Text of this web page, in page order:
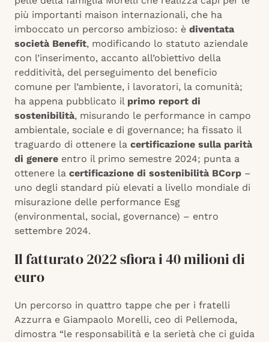
più importanti maison internazionali, che ha
imboccato un percorso ambizioso: è diventata
società Benefit, modificando lo statuto aziendale
con l’inserimento, accanto all’obiettivo della
redditività, del perseguimento del beneficio
comune per l’ambiente, i lavoratori, la comunità;
ha appena pubblicato il primo report di
sostenibilità, misurando le performance in campo
ambientale, sociale e di governance; ha fissato il
traguardo di ottenere la certificazione sulla parità
di genere entro il primo semestre 2024; punta a
ottenere la certificazione di sostenibilità BCorp –
uno degli standard più elevati a livello mondiale di
misurazione delle performance Esg
(environmental, social, governance) – entro
settembre 2024.
Il fatturato 2022 sfiora i 40 milioni di
euro
Un percorso in quattro tappe che per i fratelli
Azzurra e Giampaolo Morelli, ceo di Pellemoda,
dimostra “le responsabilità e la serietà che ci guida